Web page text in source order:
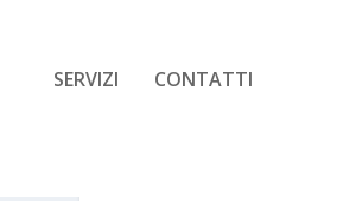
SERVIZI CONTATTI